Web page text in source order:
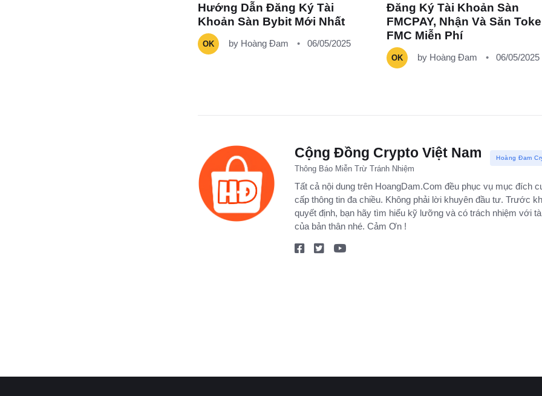
Hướng Dẫn Đăng Ký Tài
Khoản Sàn Bybit Mới Nhất
OK by Hoàng Đam 06/05/2025
Đăng Ký Tài Khoản Sàn
FMCPAY, Nhận Và Săn
FMC Miễn Phí
OK by Hoàng Đam 06/05/2025
Cộng Đồng Crypto Việt Nam
Thông Báo Miễn Trừ Tránh Nhiệm
Hoàng Đam
Tất cả nội dung trên HoangDam.Com đều phục vụ mục đích
cấp thông tin đa chiều. Không phải lời khuyên đầu tư. Trước
quyết định, bạn hãy tìm hiểu kỹ lưỡng và có trách nhiệm với
của bản thân nhé. Cảm Ơn !